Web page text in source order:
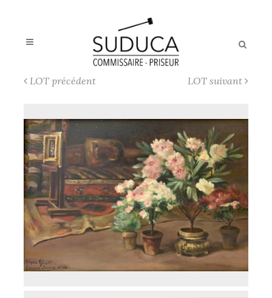
LOT précédent LOT suivant